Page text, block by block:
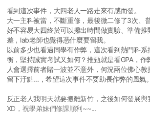
看到這次事件，大四老人一路走來有感而發。
大一主科被當，不斷重修，最後微二修了3次、
好不容易大四終於可以撥出時間做實驗、準備
差，lab老師也覺得憑什麼要留我。
以前多少也看過同學有作弊，這次看到熱門科
衡，堅持誠實考試又如何？推甄就是看GPA，
人會選擇前者賭一波並不意外，何況兩位佛心
留下汙點...，希望這次事件不要助長作弊的風氣。
反正老人我明天就要搬離新竹，之後如何發展
XD，祝學弟妹們修課順利~~...